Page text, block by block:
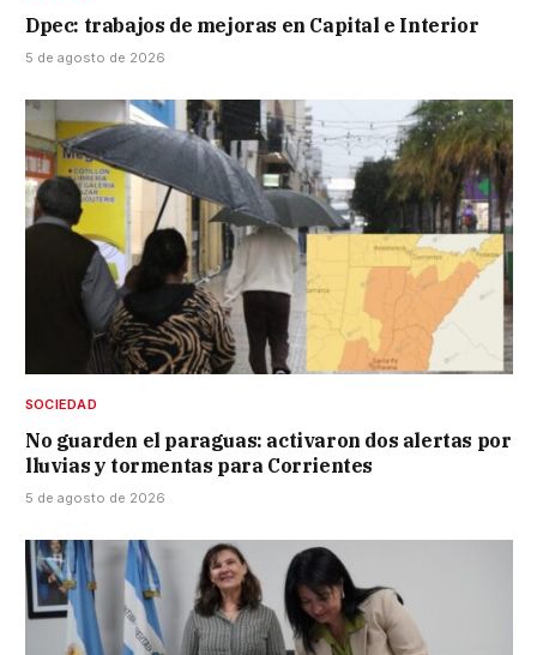
Dpec: trabajos de mejoras en Capital e Interior
5 de agosto de 2026
SOCIEDAD
No guarden el paraguas: activaron dos alertas por
lluvias y tormentas para Corrientes
5 de agosto de 2026